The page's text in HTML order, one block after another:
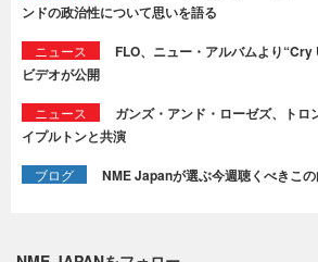
ンドの政治性について思いを語る
ニュース
FLO、ニュー・アルバムより“Cry
ビデオが公開
ニュース
ガンズ・アンド・ローゼズ、トロ
イプルトンと共演
ブログ NME Japanが選ぶ今週聴くべきこ